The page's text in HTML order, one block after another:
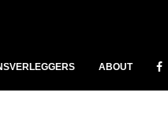
ABOUT